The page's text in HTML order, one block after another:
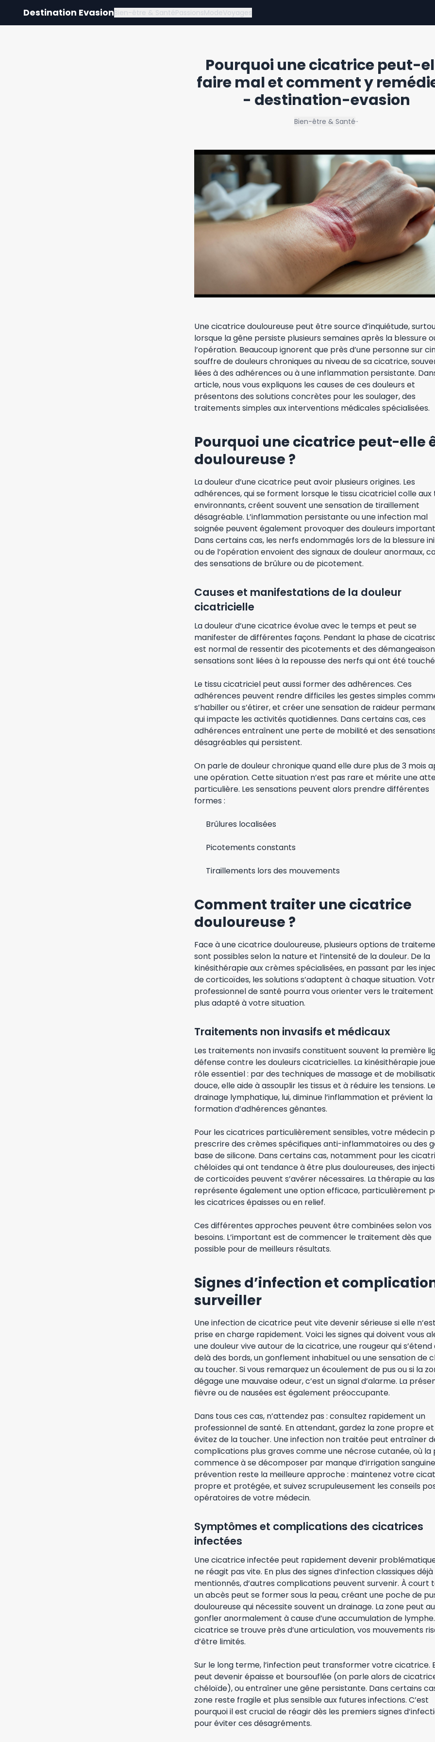
Destination EvasionBien-être & SantéPassionsModeVoyages
Pourquoi une cicatrice peut-
faire mal et comment y
- destination-evasion
Bien-être & Santé··
Une cicatrice douloureuse peut être source d’inquiétude,
lorsque la gêne persiste plusieurs semaines après la blessure
l’opération. Beaucoup ignorent que près d’une personne sur
souffre de douleurs chroniques au niveau de sa cicatrice,
liées à des adhérences ou à une inflammation persistante.
article, nous vous expliquons les causes de ces douleurs et
présentons des solutions concrètes pour les soulager, des
traitements simples aux interventions médicales spécialisées.
Pourquoi une cicatrice peut-elle
douloureuse ?
La douleur d’une cicatrice peut avoir plusieurs origines. Les
adhérences, qui se forment lorsque le tissu cicatriciel colle aux
environnants, créent souvent une sensation de tiraillement
désagréable. L’inflammation persistante ou une infection mal
soignée peuvent également provoquer des douleurs
Dans certains cas, les nerfs endommagés lors de la blessure
ou de l’opération envoient des signaux de douleur anormaux,
des sensations de brûlure ou de picotement.
Causes et manifestations de la douleur
cicatricielle
La douleur d’une cicatrice évolue avec le temps et peut se
manifester de différentes façons. Pendant la phase de
est normal de ressentir des picotements et des
sensations sont liées à la repousse des nerfs qui ont été
Le tissu cicatriciel peut aussi former des adhérences. Ces
adhérences peuvent rendre difficiles les gestes simples
s’habiller ou s’étirer, et créer une sensation de raideur
qui impacte les activités quotidiennes. Dans certains cas, ces
adhérences entraînent une perte de mobilité et des
désagréables qui persistent.
On parle de douleur chronique quand elle dure plus de 3 mois
une opération. Cette situation n’est pas rare et mérite une
particulière. Les sensations peuvent alors prendre différentes
formes :
Brûlures localisées
Picotements constants
Tiraillements lors des mouvements
Comment traiter une cicatrice
douloureuse ?
Face à une cicatrice douloureuse, plusieurs options de
sont possibles selon la nature et l’intensité de la douleur. De la
kinésithérapie aux crèmes spécialisées, en passant par les
de corticoïdes, les solutions s’adaptent à chaque situation.
professionnel de santé pourra vous orienter vers le
plus adapté à votre situation.
Traitements non invasifs et médicaux
Les traitements non invasifs constituent souvent la première
défense contre les douleurs cicatricielles. La kinésithérapie
rôle essentiel : par des techniques de massage et de
douce, elle aide à assouplir les tissus et à réduire les tensions. Le
drainage lymphatique, lui, diminue l’inflammation et prévient la
formation d’adhérences gênantes.
Pour les cicatrices particulièrement sensibles, votre médecin
prescrire des crèmes spécifiques anti-inflammatoires ou des
base de silicone. Dans certains cas, notamment pour les
chéloïdes qui ont tendance à être plus douloureuses, des
de corticoïdes peuvent s’avérer nécessaires. La thérapie au
représente également une option efficace, particulièrement
les cicatrices épaisses ou en relief.
Ces différentes approches peuvent être combinées selon vos
besoins. L’important est de commencer le traitement dès que
possible pour de meilleurs résultats.
Signes d’infection et
surveiller
Une infection de cicatrice peut vite devenir sérieuse si elle
prise en charge rapidement. Voici les signes qui doivent vous
une douleur vive autour de la cicatrice, une rougeur qui s’étend
delà des bords, un gonflement inhabituel ou une sensation de
au toucher. Si vous remarquez un écoulement de pus ou si la
dégage une mauvaise odeur, c’est un signal d’alarme. La
fièvre ou de nausées est également préoccupante.
Dans tous ces cas, n’attendez pas : consultez rapidement un
professionnel de santé. En attendant, gardez la zone propre et
évitez de la toucher. Une infection non traitée peut entraîner
complications plus graves comme une nécrose cutanée, où la
commence à se décomposer par manque d’irrigation
prévention reste la meilleure approche : maintenez votre
propre et protégée, et suivez scrupuleusement les conseils
opératoires de votre médecin.
Symptômes et complications des cicatrices
infectées
Une cicatrice infectée peut rapidement devenir
ne réagit pas vite. En plus des signes d’infection classiques déjà
mentionnés, d’autres complications peuvent survenir. À court
un abcès peut se former sous la peau, créant une poche de
douloureuse qui nécessite souvent un drainage. La zone peut
gonfler anormalement à cause d’une accumulation de lymphe.
cicatrice se trouve près d’une articulation, vos mouvements
d’être limités.
Sur le long terme, l’infection peut transformer votre cicatrice.
peut devenir épaisse et boursouflée (on parle alors de
chéloïde), ou entraîner une gêne persistante. Dans certains
zone reste fragile et plus sensible aux futures infections. C’est
pourquoi il est crucial de réagir dès les premiers signes
pour éviter ces désagréments.